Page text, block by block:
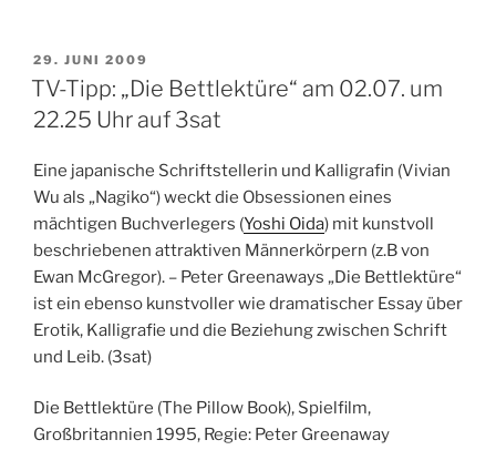
VERÖFFENTLICHT
AM
29. JUNI 2009
TV-Tipp: „Die Bettlektüre“ am 02.07. um
22.25 Uhr auf 3sat
Eine japanische Schriftstellerin und Kalligrafin (Vivian
Wu als „Nagiko“) weckt die Obsessionen eines
mächtigen Buchverlegers (Yoshi Oida) mit kunstvoll
beschriebenen attraktiven Männerkörpern (z.B von
Ewan McGregor). – Peter Greenaways „Die Bettlektüre“
ist ein ebenso kunstvoller wie dramatischer Essay über
Erotik, Kalligrafie und die Beziehung zwischen Schrift
und Leib. (3sat)
Die Bettlektüre (The Pillow Book), Spielfilm,
Großbritannien 1995, Regie: Peter Greenaway